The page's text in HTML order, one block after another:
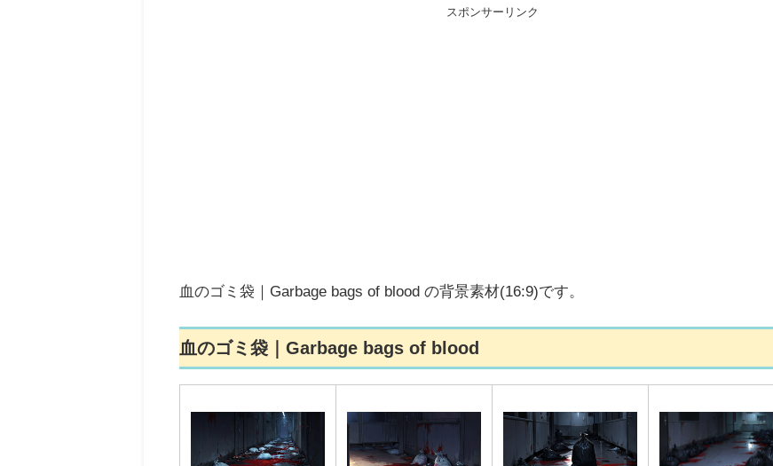
スポンサーリンク
血のゴミ袋｜Garbage bags of blood の背景素材(16:9)です。
血のゴミ袋｜Garbage bags of blood